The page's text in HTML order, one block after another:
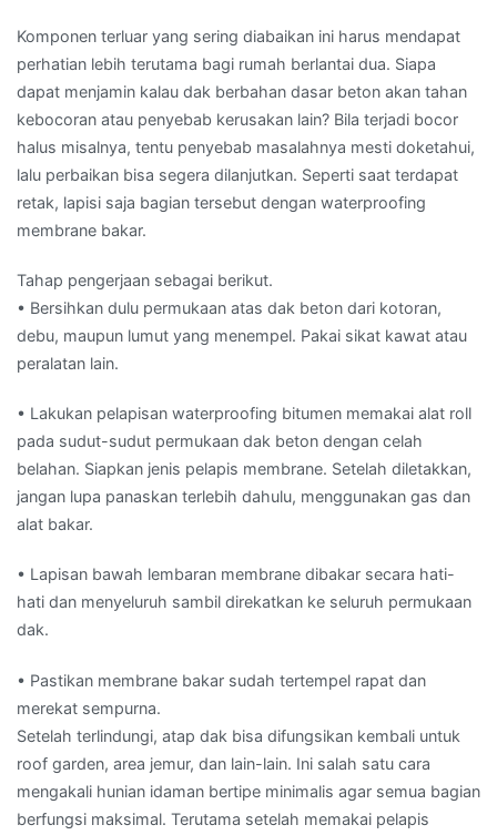
Komponen terluar yang sering diabaikan ini harus mendapat
perhatian lebih terutama bagi rumah berlantai dua. Siapa
dapat menjamin kalau dak berbahan dasar beton akan tahan
kebocoran atau penyebab kerusakan lain? Bila terjadi bocor
halus misalnya, tentu penyebab masalahnya mesti doketahui,
lalu perbaikan bisa segera dilanjutkan. Seperti saat terdapat
retak, lapisi saja bagian tersebut dengan waterproofing
membrane bakar.
Tahap pengerjaan sebagai berikut.
• Bersihkan dulu permukaan atas dak beton dari kotoran,
debu, maupun lumut yang menempel. Pakai sikat kawat atau
peralatan lain.
• Lakukan pelapisan waterproofing bitumen memakai alat roll
pada sudut-sudut permukaan dak beton dengan celah
belahan. Siapkan jenis pelapis membrane. Setelah diletakkan,
jangan lupa panaskan terlebih dahulu, menggunakan gas dan
alat bakar.
• Lapisan bawah lembaran membrane dibakar secara hati-
hati dan menyeluruh sambil direkatkan ke seluruh permukaan
dak.
• Pastikan membrane bakar sudah tertempel rapat dan
merekat sempurna.
Setelah terlindungi, atap dak bisa difungsikan kembali untuk
roof garden, area jemur, dan lain-lain. Ini salah satu cara
mengakali hunian idaman bertipe minimalis agar semua bagian
berfungsi maksimal. Terutama setelah memakai pelapis